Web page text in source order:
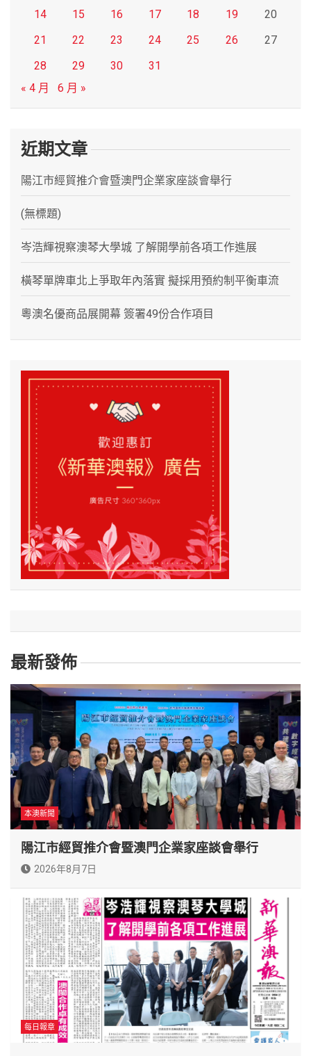
14 15 16 17 18 19
20
21
22 23 24 25 26
27
28
29 30
31
« 4 月
6 月 »
近期文章
陽江市經貿推介會暨澳門企業家座談會舉行
(無標題)
岑浩輝視察澳琴大學城 了解開學前各項工作進展
橫琴單牌車北上爭取年內落實 擬採用預約制平衡車流
粵澳名優商品展開幕 簽署49份合作項目
最新發佈
本澳新聞
陽江市經貿推介會暨澳門企業家座談會舉行
2026年8月7日
每日報章